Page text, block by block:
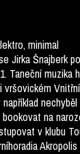
minimal
Jirka Šnajberk
Taneční
na
v klubu
Akropolis